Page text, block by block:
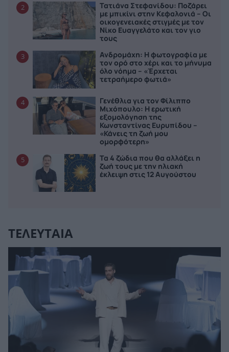
2
Τατιάνα Στεφανίδου: Ποζάρει
με μπικίνι στην Κεφαλονιά – Οι
οικογενειακές στιγμές με τον
Νίκο Ευαγγελάτο και τον γιο
τους
3
Ανδρομάχη: Η φωτογραφία με
τον ορό στο χέρι και το μήνυμα
όλο νόημα – «Έρχεται
τετραήμερο φωτιά»
4
Γενέθλια για τον Φίλιππο
Μιχόπουλο: Η ερωτική
εξομολόγηση της
Κωνσταντίνας Ευρυπίδου –
«Κάνεις τη ζωή μου
ομορφότερη»
5
Τα 4 ζώδια που θα αλλάξει η
ζωή τους με την ηλιακή
έκλειψη στις 12 Αυγούστου
ΤΕΛΕΥΤΑΙΑ